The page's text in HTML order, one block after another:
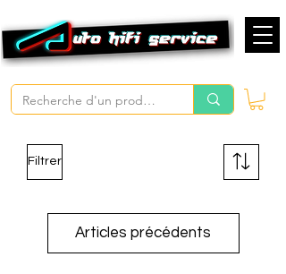
Filtrer
Articles précédents